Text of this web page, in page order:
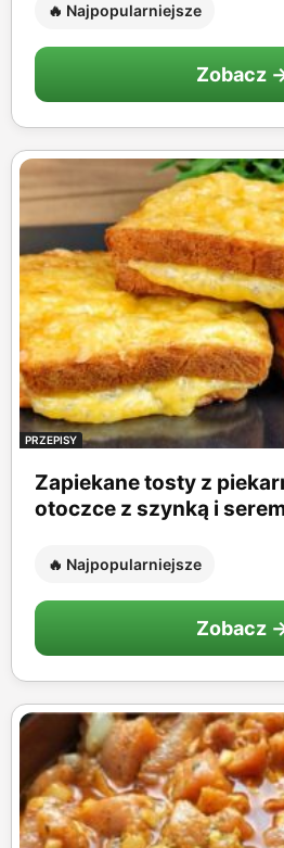
🔥 Najpopularniejsze
Zobacz
PRZEPISY
Zapiekane tosty z
otoczce z szynką i
🔥 Najpopularniejsze
Zobacz